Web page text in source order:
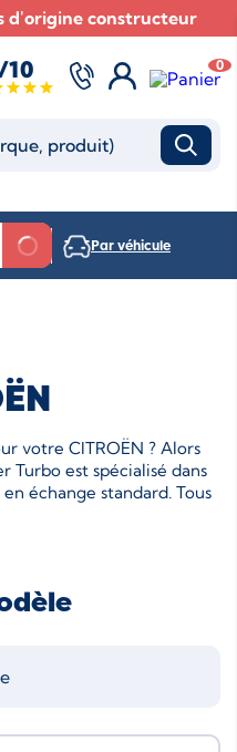
d'origine constructeur
10 0
Par véhicule
votre CITROËN ? Alors
Turbo est spécialisé dans
échange standard. Tous